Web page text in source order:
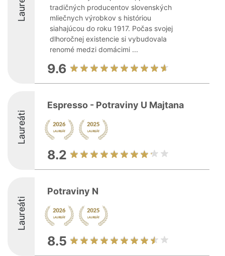
tradičných producentov slovenských
mliečnych výrobkov s históriou
siahajúcou do roku 1917. Počas svojej
dlhoročnej existencie si vybudovala
renomé medzi domácimi ...
9.6
Laureáti
Espresso - Potraviny U Majtana
8.2
Laureáti
Potraviny N
8.5